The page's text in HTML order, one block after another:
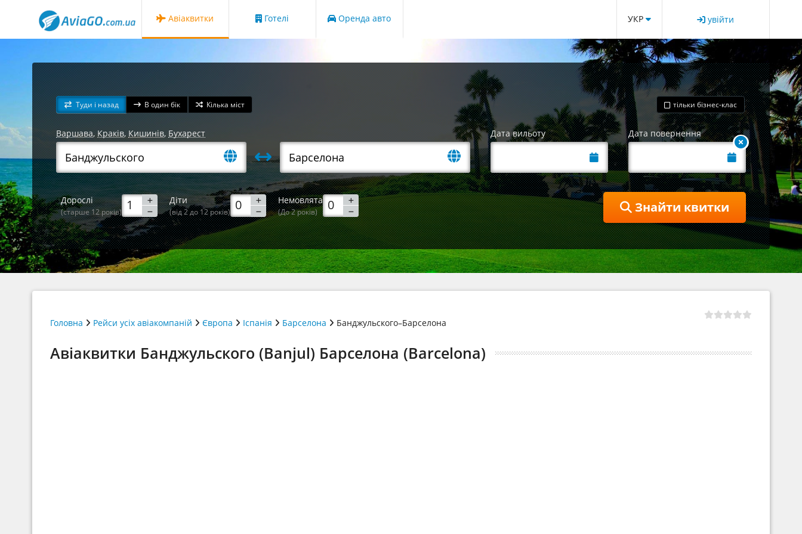
Авіаквитки Готелі Оренда авто УКР увійти
Туди і назад В один бік Кілька міст тільки бізнес-клас
Варшава,Краків, Кишинів, Бухарест Дата вильоту Дата повернення
Дорослі
(старше 12 років)
Діти
(від 2 до 12 років)
Немовлята
(До 2 років) Знайти квитки
Головна Рейси усіх авіакомпаній Європа Іспанія Барселона Банджульского–Барселона
Авіаквитки Банджульского (Banjul) Барселона (Barcelona)